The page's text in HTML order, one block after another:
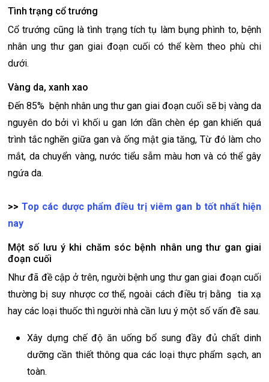
Tình trạng cổ trướng
Cổ trướng cũng là tình trạng tích tụ làm bụng phình to, bệnh
nhân ung thư gan giai đoạn cuối có thể kèm theo phù chi
dưới.
Vàng da, xanh xao
Đến 85% bệnh nhân ung thư gan giai đoạn cuối sẽ bị vàng da
nguyên do bởi vì khối u gan lớn dần chèn ép gan khiến quá
trình tắc nghẽn giữa gan và ống mật gia tăng, Từ đó làm cho
mắt, da chuyển vàng, nước tiểu sẫm màu hơn và có thể gây
ngứa da.
>>Top các dược phẩm điều trị viêm gan b tốt nhất hiện
nay
Một số lưu ý khi chăm sóc bệnh nhân ung thư gan giai
đoạn cuối
Như đã đề cập ở trên, người bệnh ung thư gan giai đoạn cuối
thường bị suy nhược cơ thể, ngoài cách điều trị bằng tia xạ
hay các loại thuốc thì người nhà cần lưu ý một số vấn đề sau.
Xây dựng chế độ ăn uống bổ sung đầy đủ chất dinh
dưỡng cần thiết thông qua các loại thực phẩm sạch, an
toàn.